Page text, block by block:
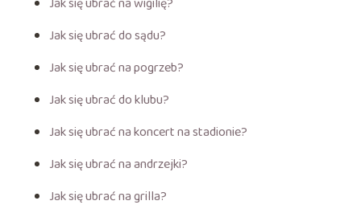
Jak się ubrać do sądu?
Jak się ubrać na pogrzeb?
Jak się ubrać do klubu?
Jak się ubrać na koncert na stadionie?
Jak się ubrać na andrzejki?
Jak się ubrać na grilla?